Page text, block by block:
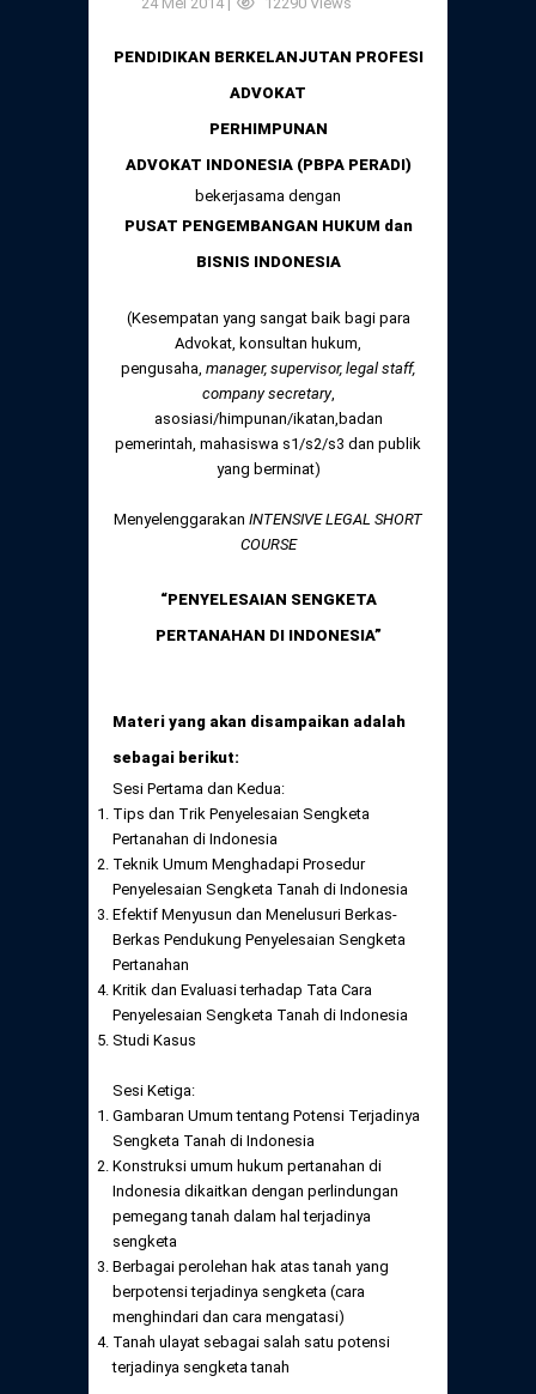
Daftar Perkara Dewan Kehormatan Pusat
PENDIDIKAN BERKELANJUTAN PROFESI
ADVOKAT
PERHIMPUNAN
ADVOKAT INDONESIA (PBPA PERADI)
bekerjasama dengan
PUSAT PENGEMBANGAN HUKUM dan
BISNIS INDONESIA
(Kesempatan yang sangat baik bagi para
Advokat, konsultan hukum,
pengusaha, manager, supervisor, legal staff,
company secretary,
asosiasi/himpunan/ikatan,badan
pemerintah, mahasiswa s1/s2/s3 dan publik
yang berminat)
Menyelenggarakan INTENSIVE LEGAL SHORT
COURSE
“PENYELESAIAN SENGKETA
PERTANAHAN DI INDONESIA”
Materi yang akan disampaikan adalah
sebagai berikut:
Sesi Pertama dan Kedua:
Tips dan Trik Penyelesaian Sengketa
Pertanahan di Indonesia
Teknik Umum Menghadapi Prosedur
Penyelesaian Sengketa Tanah di Indonesia
Efektif Menyusun dan Menelusuri Berkas-
Berkas Pendukung Penyelesaian Sengketa
Pertanahan
Kritik dan Evaluasi terhadap Tata Cara
Penyelesaian Sengketa Tanah di Indonesia
Studi Kasus
Sesi Ketiga:
Gambaran Umum tentang Potensi Terjadinya
Sengketa Tanah di Indonesia
Konstruksi umum hukum pertanahan di
Indonesia dikaitkan dengan perlindungan
pemegang tanah dalam hal terjadinya
sengketa
Berbagai perolehan hak atas tanah yang
berpotensi terjadinya sengketa (cara
menghindari dan cara mengatasi)
Tanah ulayat sebagai salah satu potensi
terjadinya sengketa tanah